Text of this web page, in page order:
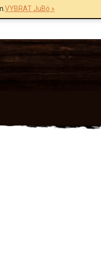
VYBRAT JuBö »